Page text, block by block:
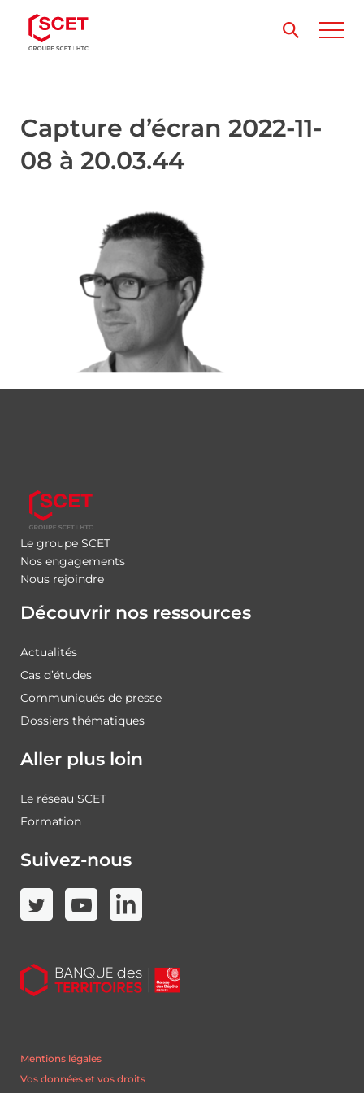
Capture d’écran 2022-11-
08 à 20.03.44
Le groupe SCET
Nos engagements
Nous rejoindre
Découvrir nos ressources
Actualités
Cas d’études
Communiqués de presse
Dossiers thématiques
Aller plus loin
Le réseau SCET
Formation
Suivez-nous
Mentions légales
Vos données et vos droits